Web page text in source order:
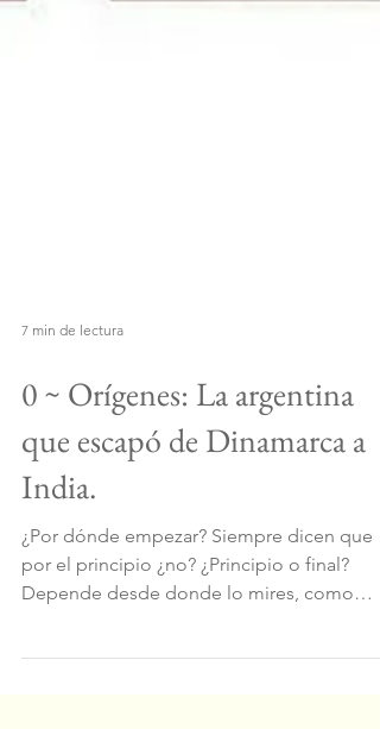
0 ~ Orígenes: La argentina
que escapó de Dinamarca a
India.
¿Por dónde empezar? Siempre dicen que
por el principio ¿no? ¿Principio o final?
todo. Hoy puedo mirar